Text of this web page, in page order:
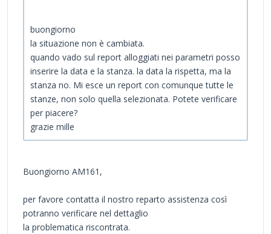
buongiorno
la situazione non è cambiata.
quando vado sul report alloggiati nei parametri posso
inserire la data e la stanza. la data la rispetta, ma la
stanza no. Mi esce un report con comunque tutte le
stanze, non solo quella selezionata. Potete verificare
per piacere?
grazie mille
Buongiorno AM161,
per favore contatta il nostro reparto assistenza così
potranno verificare nel dettaglio
la problematica riscontrata.